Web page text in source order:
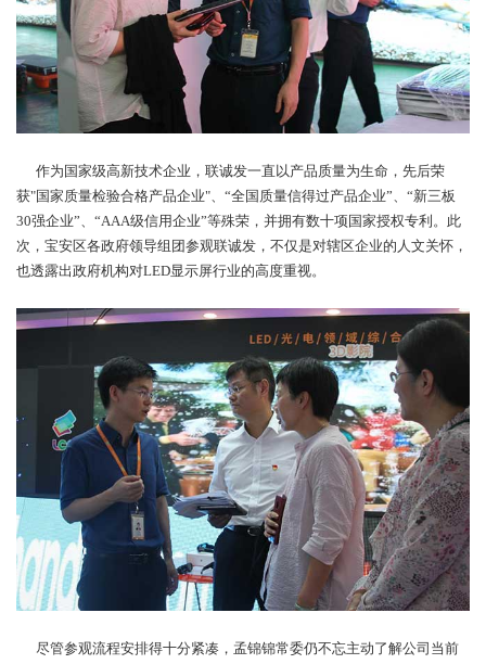
作为国家级高新技术企业，联诚发一直以产品质量为生命，先后荣
获"国家质量检验合格产品企业"、“全国质量信得过产品企业”、“新三板
30强企业”、“AAA级信用企业”等殊荣，并拥有数十项国家授权专利。此
次，宝安区各政府领导组团参观联诚发，不仅是对辖区企业的人文关怀，
也透露出政府机构对LED显示屏行业的高度重视。
尽管参观流程安排得十分紧凑，孟锦锦常委仍不忘主动了解公司当前